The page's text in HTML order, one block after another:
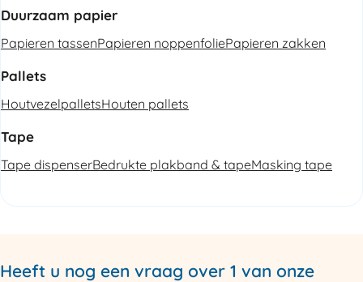
Duurzaam papier
Papieren tassenPapieren noppenfoliePapieren zakken
Pallets
HoutvezelpalletsHouten pallets
Tape
Tape dispenserBedrukte plakband & tapeMasking tape
Heeft u nog een vraag over 1 van onze